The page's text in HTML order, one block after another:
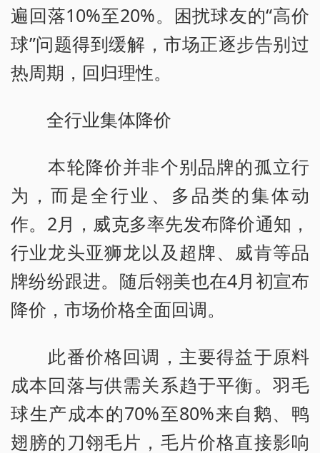
遍回落10%至20%。困扰球友的“高价
球”问题得到缓解，市场正逐步告别过
热周期，回归理性。
全行业集体降价
本轮降价并非个别品牌的孤立行
为，而是全行业、多品类的集体动
作。2月，威克多率先发布降价通知，
行业龙头亚狮龙以及超牌、威肯等品
牌纷纷跟进。随后翎美也在4月初宣布
降价，市场价格全面回调。
此番价格回调，主要得益于原料
成本回落与供需关系趋于平衡。羽毛
球生产成本的70%至80%来自鹅、鸭
翅膀的刀翎毛片，毛片价格直接影响